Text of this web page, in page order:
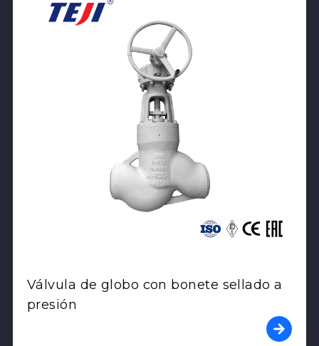
Válvula de globo con bonete sellado a
presión